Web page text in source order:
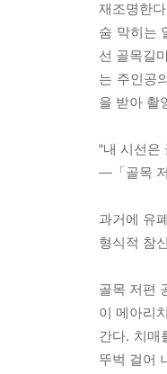
재조명한
숨 막히는
선 골목길
는 주인공
을 받아 촬
“내 시선은
―「골목
과거에 유
형식적 참
골목 저편
이 메아리
간다. 치매
뚜벅 걸어